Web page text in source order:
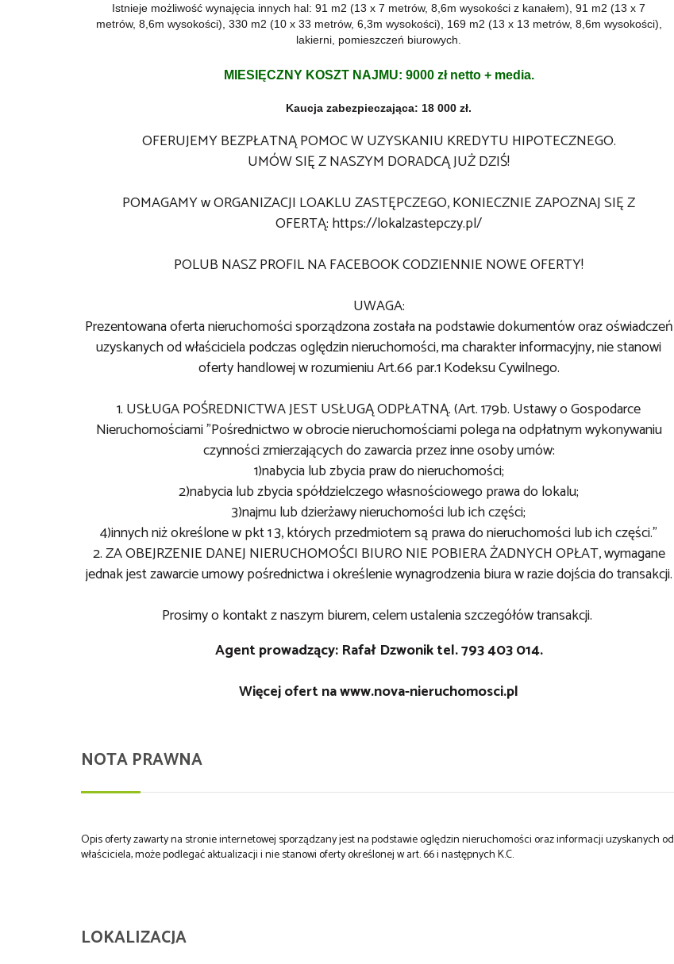
Istnieje możliwość wynajęcia innych hal: 91 m2 (13 x 7 metrów, 8,6m wysokości z kanałem), 91 m2 (13 x 7
metrów, 8,6m wysokości), 330 m2 (10 x 33 metrów, 6,3m wysokości), 169 m2 (13 x 13 metrów, 8,6m wysokości),
lakierni, pomieszczeń biurowych.
MIESIĘCZNY KOSZT NAJMU: 9000 zł netto + media.
Kaucja zabezpieczająca: 18 000 zł.
OFERUJEMY BEZPŁATNĄ POMOC W UZYSKANIU KREDYTU HIPOTECZNEGO.
UMÓW SIĘ Z NASZYM DORADCĄ JUŻ DZIŚ!
POMAGAMY w ORGANIZACJI LOAKLU ZASTĘPCZEGO, KONIECZNIE ZAPOZNAJ SIĘ Z
OFERTĄ: https://lokalzastepczy.pl/
POLUB NASZ PROFIL NA FACEBOOK CODZIENNIE NOWE OFERTY!
UWAGA:
Prezentowana oferta nieruchomości sporządzona została na podstawie dokumentów oraz oświadczeń
uzyskanych od właściciela podczas oględzin nieruchomości, ma charakter informacyjny, nie stanowi
oferty handlowej w rozumieniu Art.66 par.1 Kodeksu Cywilnego.
1. USŁUGA POŚREDNICTWA JEST USŁUGĄ ODPŁATNĄ. (Art. 179b. Ustawy o Gospodarce
Nieruchomościami "Pośrednictwo w obrocie nieruchomościami polega na odpłatnym wykonywaniu
czynności zmierzających do zawarcia przez inne osoby umów:
1)nabycia lub zbycia praw do nieruchomości;
2)nabycia lub zbycia spółdzielczego własnościowego prawa do lokalu;
3)najmu lub dzierżawy nieruchomości lub ich części;
4)innych niż określone w pkt 1 3, których przedmiotem są prawa do nieruchomości lub ich części."
2. ZA OBEJRZENIE DANEJ NIERUCHOMOŚCI BIURO NIE POBIERA ŻADNYCH OPŁAT, wymagane
jednak jest zawarcie umowy pośrednictwa i określenie wynagrodzenia biura w razie dojścia do transakcji.
Prosimy o kontakt z naszym biurem, celem ustalenia szczegółów transakcji.
Agent prowadzący: Rafał Dzwonik tel. 793 403 014.
Więcej ofert nawww.nova-nieruchomosci.pl
NOTA PRAWNA
Opis oferty zawarty na stronie internetowej sporządzany jest na podstawie oględzin nieruchomości oraz informacji uzyskanych od
właściciela, może podlegać aktualizacji i nie stanowi oferty określonej w art. 66 i następnych K.C.
LOKALIZACJA